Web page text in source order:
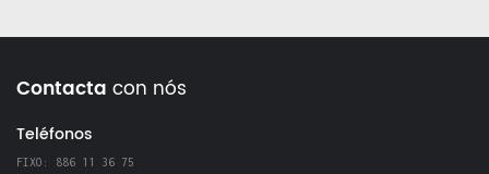
Contacta con nós
Teléfonos
FIXO: 886 11 36 75